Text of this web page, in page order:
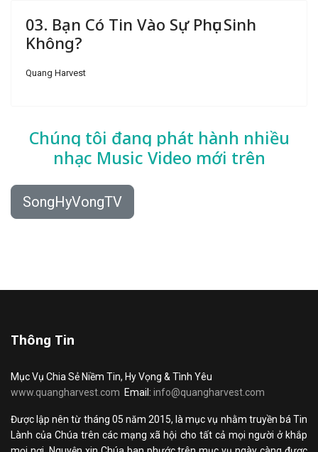
03. Bạn Có Tin Vào Sự Phục Sinh
Không?
Quang Harvest
Chúng tôi đang phát hành nhiều
nhạc Music Video mới trên
SongHyVongTV
Thông Tin
Mục Vụ Chia Sẻ Niềm Tin, Hy Vọng & Tình Yêu
www.quangharvest.com Email: info@quangharvest.com
Được lập nên từ tháng 05 năm 2015, là mục vụ nhằm truyền bá Tin
Lành của Chúa trên các mạng xã hội cho tất cả mọi người ở khắp